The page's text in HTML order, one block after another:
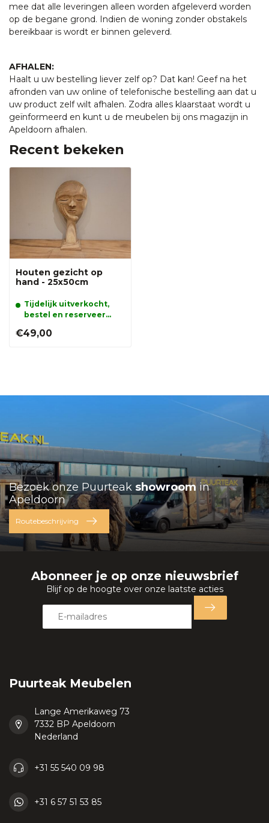
mee dat alle leveringen alleen worden afgeleverd worden
op de begane grond. Indien de woning zonder obstakels
bereikbaar is wordt er binnen geleverd.
AFHALEN:
Haalt u uw bestelling liever zelf op? Dat kan! Geef na het
afronden van uw online of telefonische bestelling aan dat u
uw product zelf wilt afhalen. Zodra alles klaarstaat wordt u
geïnformeerd en kunt u de meubelen bij ons magazijn in
Apeldoorn afhalen.
Recent bekeken
Houten gezicht op
hand - 25x50cm
Tijdelijk uitverkocht,
bestel en reserveer
€49,00
Bezoek onze Puurteak showroom in
Apeldoorn
Routebeschrijving
Abonneer je op onze nieuwsbrief
Blijf op de hoogte over onze laatste acties
Puurteak Meubelen
Lange Amerikaweg 73
7332 BP Apeldoorn
Nederland
+31 55 540 09 98
+31 6 57 51 53 85